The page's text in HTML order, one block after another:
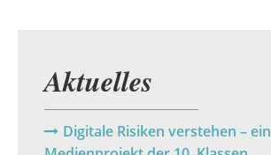
Aktuelles
Digitale Risiken verstehen – ein